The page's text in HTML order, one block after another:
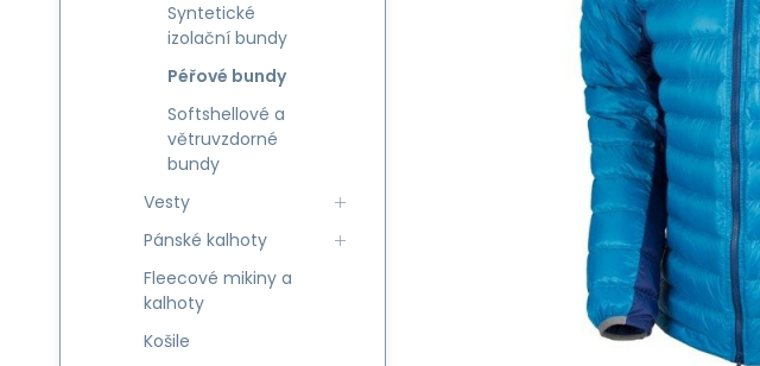
Syntetické
izolační bundy
Péřové bundy
Softshellové a
větruvzdorné
bundy
Vesty
Pánské kalhoty
Fleecové mikiny a
kalhoty
Košile